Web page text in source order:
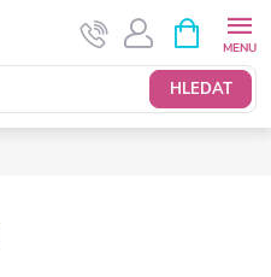
HLEDAT
NÁKUPNÍ
KOŠÍK